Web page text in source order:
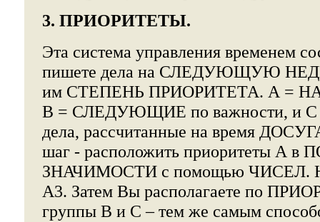
3. ПРИОРИТЕТЫ.
Эта система управления временем
пишете дела на СЛЕДУЮЩУЮ
им СТЕПЕНЬ ПРИОРИТЕТА. А =
B = СЛЕДУЮЩИЕ по важности, и
дела, рассчитанные на время
шаг - расположить приоритеты А в
ЗНАЧИМОСТИ с помощью ЧИСЕЛ.
A3. Затем Вы располагаете по
группы B и C – тем же самым